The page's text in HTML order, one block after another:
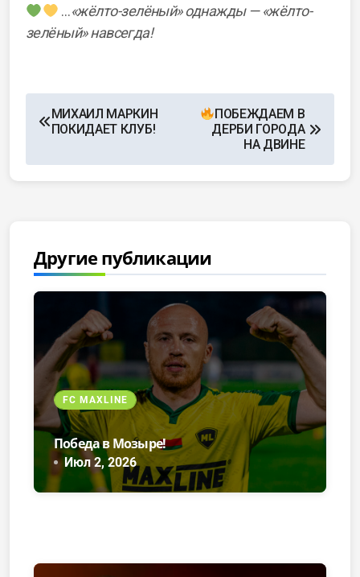
…«жёлто-зелёный» однажды — «жёлто-
зелёный» навсегда!
МИХАИЛ МАРКИН
ПОКИДАЕТ КЛУБ!
ПОБЕЖДАЕМ В
ДЕРБИ ГОРОДА
НА ДВИНЕ
Другие публикации
FC MAXLINE
Победа в Мозыре!
Июл 2, 2026